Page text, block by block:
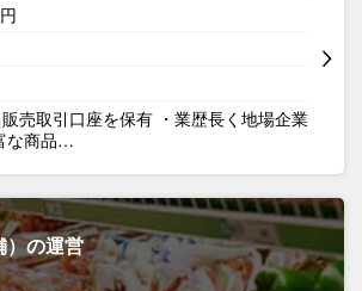
販売取引口座を保有 ・業歴長く地場企業
な商品…
）の運営